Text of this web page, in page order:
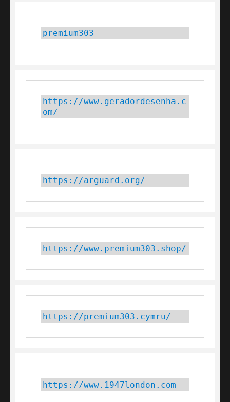
premium303
https://www.geradordesenha.c
om/
https://arguard.org/
https://www.premium303.shop/
https://premium303.cymru/
https://www.1947london.com